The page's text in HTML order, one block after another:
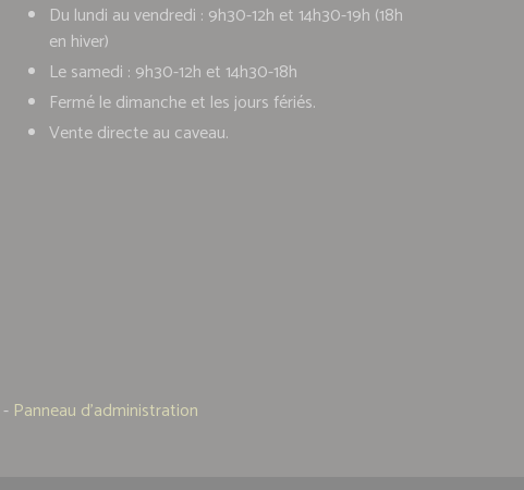
Du lundi au vendredi : 9h30-12h et 14h30-19h (18h
en hiver)
Le samedi : 9h30-12h et 14h30-18h
Fermé le dimanche et les jours fériés.
Vente directe au caveau.
- Panneau d'administration